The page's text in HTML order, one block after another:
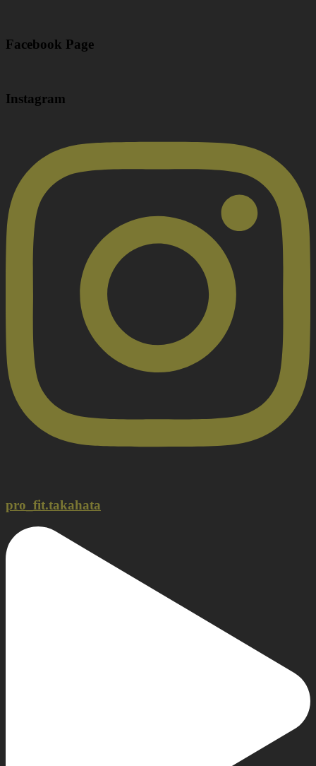
Facebook Page
Instagram
pro_fit.takahata